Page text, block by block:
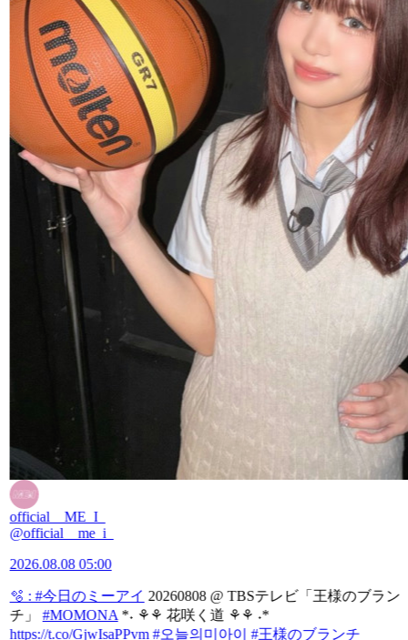
official__ME_I_
@official__me_i_
2026.08.08 05:00
🫧 :#今日のミーアイ 20260808 @ TBSテレビ「王様のブラン
チ」#MOMONA *˖ ⚘⚘ 花咲く道 ⚘⚘ ˖*
https://t.co/GjwIsaPPvm #오늘의미아이 #王様のブランチ